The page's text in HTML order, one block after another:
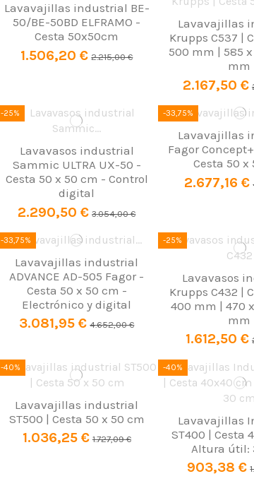
Lavavajillas industrial BE-
50/BE-50BD ELFRAMO -
Cesta 50x50cm
1.506,20 € 2.215,00 €
Lavavajillas
Krupps C537 |
500 mm | 585
mm
2.167,50 €
-25%
Lavavasos industrial
Sammic ULTRA UX-50 -
Cesta 50 x 50 cm - Control
digital
2.290,50 € 3.054,00 €
-33,75%
Lavavajillas
Fagor
Cesta 50 x
2.677,16 €
-33,75%
Lavavajillas industrial
ADVANCE AD-505 Fagor -
Cesta 50 x 50 cm -
Electrónico y digital
3.081,95 € 4.652,00 €
-25%
Lavavasos
Krupps C432 |
400 mm | 470
mm
1.612,50 €
-40%
Lavavajillas industrial
ST500 | Cesta 50 x 50 cm
1.036,25 € 1.727,09 €
-40%
Lavavajillas
ST400 | Cesta
Altura útil:
903,38 €